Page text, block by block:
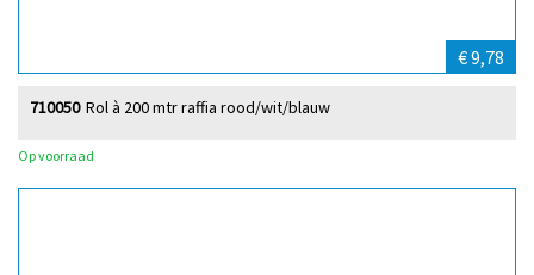
€ 9,78
Rol à 200 mtr raffia rood/wit/blauw
710050
Op voorraad